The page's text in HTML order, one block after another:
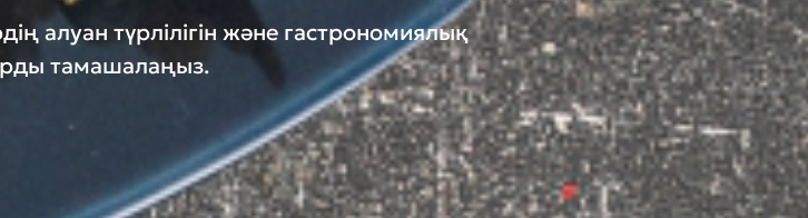
алуан түрлілігін және гастрономиялық
тамашалаңыз.